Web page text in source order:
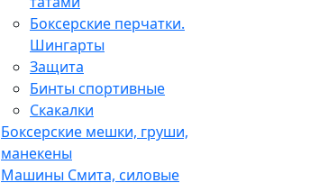
Боксерские перчатки.
Шингарты
Защита
Бинты спортивные
Скакалки
Боксерские мешки, груши,
манекены
Машины Смита, силовые